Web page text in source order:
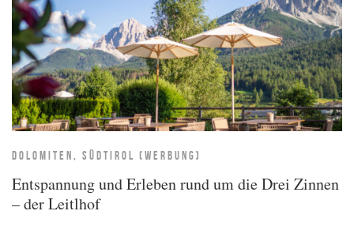
DOLOMITEN, SÜDTIROL (WERBUNG)
Entspannung und Erleben rund um die Drei Zinnen
– der Leitlhof